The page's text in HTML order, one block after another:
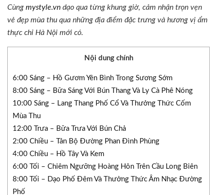
Cùng mystyle.vn dạo qua từng khung giờ, cảm nhận trọn vẹn
vẻ đẹp mùa thu qua những địa điểm đặc trưng và hương vị ẩm
thực chỉ Hà Nội mới có.
Nội dung chính
6:00 Sáng – Hồ Gươm Yên Bình Trong Sương Sớm
8:00 Sáng – Bữa Sáng Với Bún Thang Và Ly Cà Phê Nóng
10:00 Sáng – Lang Thang Phố Cổ Và Thưởng Thức Cốm
Mùa Thu
12:00 Trưa – Bữa Trưa Với Bún Chả
2:00 Chiều – Tản Bộ Đường Phan Đình Phùng
4:00 Chiều – Hồ Tây Và Kem
6:00 Tối – Chiêm Ngưỡng Hoàng Hôn Trên Cầu Long Biên
8:00 Tối – Dạo Phố Đêm Và Thưởng Thức Âm Nhạc Đường
Phố